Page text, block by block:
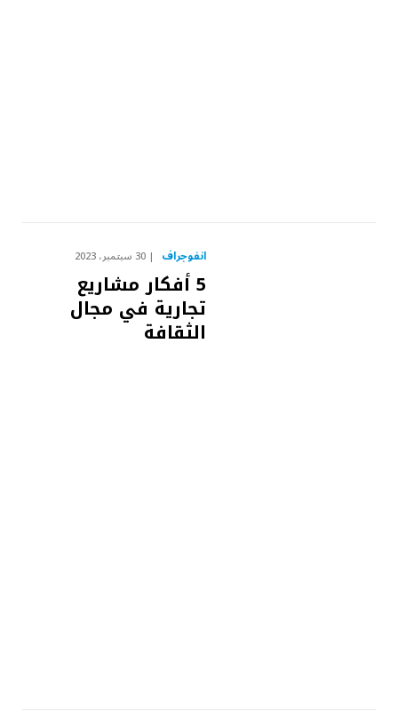
انفوجراف 30 سبتمبر، 2023
5 أفكار مشاريع
تجارية في مجال
الثقافة